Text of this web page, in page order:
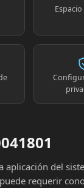
del
requerir